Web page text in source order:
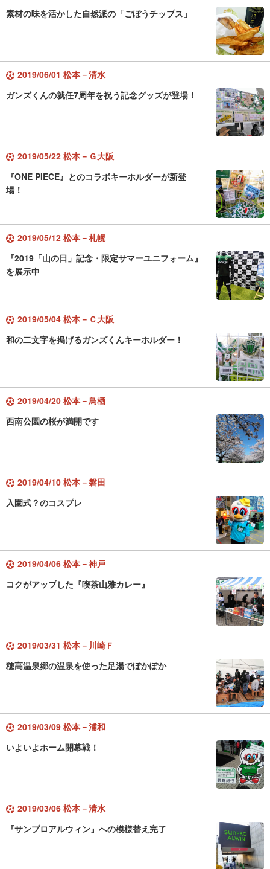
素材の味を活かした自然派の「ごぼうチップス」
2019/06/01 松本－清水
ガンズくんの就任7周年を祝う記念グッズが登場！
2019/05/22 松本－Ｇ大阪
『ONE PIECE』とのコラボキーホルダーが新登
場！
2019/05/12 松本－札幌
『2019「山の日」記念・限定サマーユニフォーム』
を展示中
2019/05/04 松本－Ｃ大阪
和の二文字を掲げるガンズくんキーホルダー！
2019/04/20 松本－鳥栖
西南公園の桜が満開です
2019/04/10 松本－磐田
入園式？のコスプレ
2019/04/06 松本－神戸
コクがアップした『喫茶山雅カレー』
2019/03/31 松本－川崎Ｆ
穂高温泉郷の温泉を使った足湯でぽかぽか
2019/03/09 松本－浦和
いよいよホーム開幕戦！
2019/03/06 松本－清水
『サンプロアルウィン』への模様替え完了